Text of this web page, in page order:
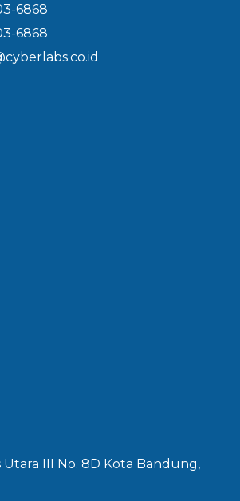
6868
6868
Utara III No. 8D Kota Bandung,